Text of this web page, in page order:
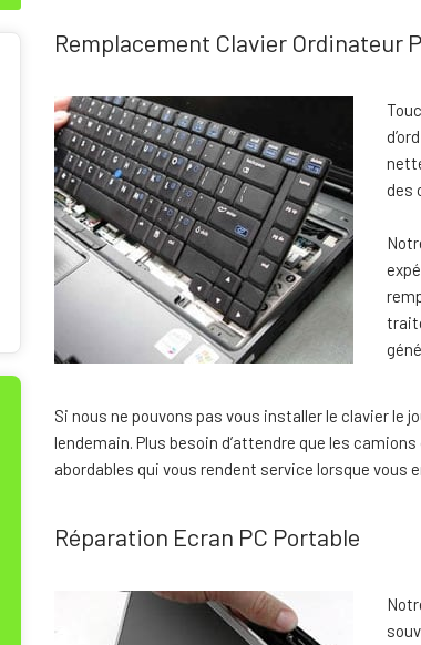
Remplacement Clavier Ordinateur
des
Si nous ne pouvons pas vous installer le clavier le
lendemain. Plus besoin d’attendre que les
abordables qui vous rendent service lorsque vous
Réparation Ecran PC Portable